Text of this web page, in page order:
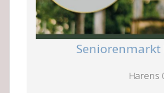
Seniorenmarkt
Harens